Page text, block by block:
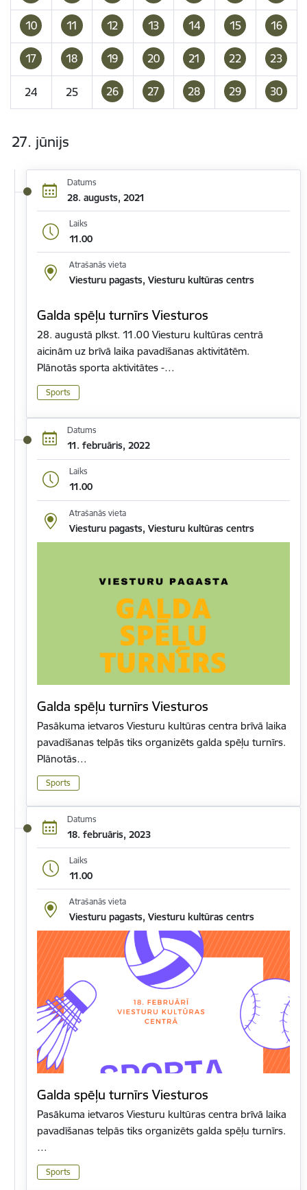
10 11 12 13 14 15 16
17 18 19 20 21 22 23
24 25 26 27 28 29 30
27. jūnijs
Datums
28. augusts, 2021
Laiks
11.00
Atrašanās vieta
Viesturu pagasts, Viesturu kultūras centrs
Galda spēļu turnīrs Viesturos
28. augustā plkst. 11.00 Viesturu kultūras centrā
aicinām uz brīvā laika pavadīšanas aktivitātēm.
Plānotās sporta aktivitātes -…
Sports
Datums
11. februāris, 2022
Laiks
11.00
Atrašanās vieta
Viesturu pagasts, Viesturu kultūras centrs
Galda spēļu turnīrs Viesturos
Pasākuma ietvaros Viesturu kultūras centra brīvā laika
pavadīšanas telpās tiks organizēts galda spēļu turnīrs.
Plānotās…
Sports
Datums
18. februāris, 2023
Laiks
11.00
Atrašanās vieta
Viesturu pagasts, Viesturu kultūras centrs
Galda spēļu turnīrs Viesturos
Pasākuma ietvaros Viesturu kultūras centra brīvā laika
pavadīšanas telpās tiks organizēts galda spēļu turnīrs.
…
Sports